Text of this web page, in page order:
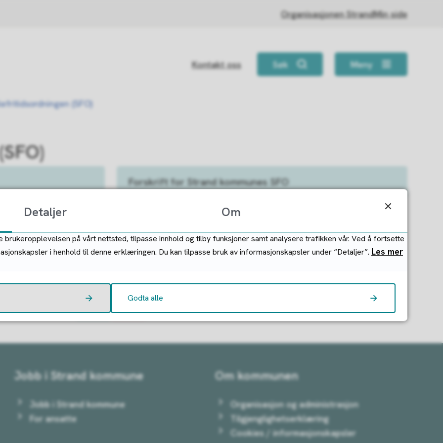
Organisasjonen StrandMin side
Kontakt oss Søk Meny
(SFO)
Forskrift for Strand kommunes SFO
Fant du det du lette etter?
Ja Nei
Jobb i Strand kommune
Jobb i Strand kommune
For ansatte
Om kommunen
Organisasjon og administrasjon
Tilgjenglighetserklæring
Cookies / informasjonskapsler
Detaljer Om
på vårt nettsted, tilpasse innhold og tilby funksjoner samt analysere trafikken vår. Ved å fortsette
i henhold til denne erklæringen. Du kan tilpasse bruk av informasjonskapsler under “Detaljer”. Les mer
Godta alle